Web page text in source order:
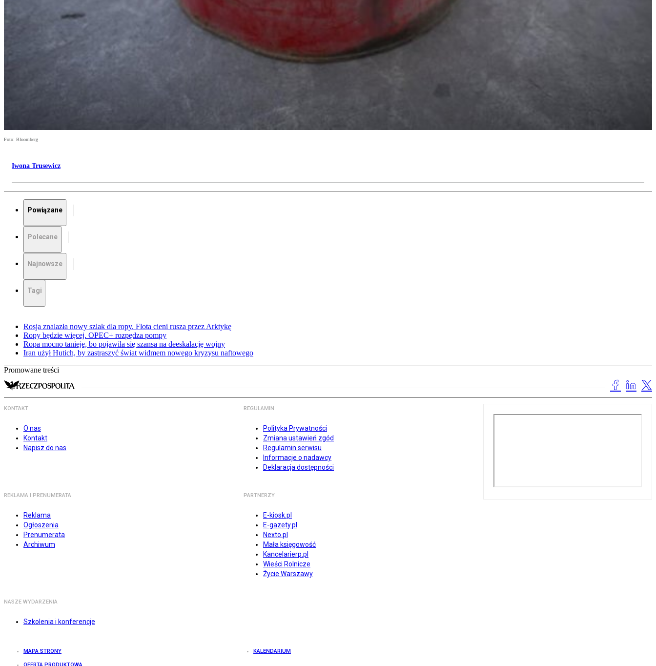
Foto: Bloomberg
Iwona Trusewicz
Powiązane
Polecane
Najnowsze
Tagi
Rosja znalazła nowy szlak dla ropy. Flota cieni rusza przez Arktykę
Ropy będzie więcej. OPEC+ rozpędza pompy
Ropa mocno tanieje, bo pojawiła się szansa na deeskalację wojny
Iran użył Hutich, by zastraszyć świat widmem nowego kryzysu naftowego
Promowane treści
KONTAKT
O nas
Kontakt
Napisz do nas
REGULAMIN
Polityka Prywatności
Zmiana ustawień zgód
Regulamin serwisu
Informacje o nadawcy
Deklaracja dostępności
REKLAMA I PRENUMERATA
Reklama
Ogłoszenia
Prenumerata
Archiwum
PARTNERZY
E-kiosk.pl
E-gazety.pl
Nexto.pl
Mała księgowość
Kancelarierp.pl
Wieści Rolnicze
Życie Warszawy
NASZE WYDARZENIA
Szkolenia i konferencje
MAPA STRONY KALENDARIUM